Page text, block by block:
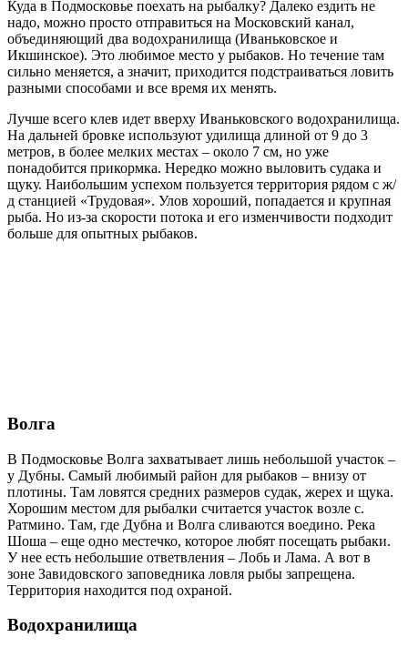
Куда в Подмосковье поехать на рыбалку? Далеко ездить не
надо, можно просто отправиться на Московский канал,
объединяющий два водохранилища (Иваньковское и
Икшинское). Это любимое место у рыбаков. Но течение там
сильно меняется, а значит, приходится подстраиваться ловить
разными способами и все время их менять.
Лучше всего клев идет вверху Иваньковского водохранилища.
На дальней бровке используют удилища длиной от 9 до 3
метров, в более мелких местах – около 7 см, но уже
понадобится прикормка. Нередко можно выловить судака и
щуку. Наибольшим успехом пользуется территория рядом с ж/
д станцией «Трудовая». Улов хороший, попадается и крупная
рыба. Но из-за скорости потока и его изменчивости подходит
больше для опытных рыбаков.
Волга
В Подмосковье Волга захватывает лишь небольшой участок –
у Дубны. Самый любимый район для рыбаков – внизу от
плотины. Там ловятся средних размеров судак, жерех и щука.
Хорошим местом для рыбалки считается участок возле с.
Ратмино. Там, где Дубна и Волга сливаются воедино. Река
Шоша – еще одно местечко, которое любят посещать рыбаки.
У нее есть небольшие ответвления – Лобь и Лама. А вот в
зоне Завидовского заповедника ловля рыбы запрещена.
Территория находится под охраной.
Водохранилища